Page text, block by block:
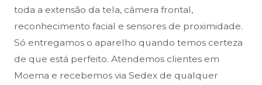
toda a extensão da tela, câmera frontal,
reconhecimento facial e sensores de proximidade.
Só entregamos o aparelho quando temos certeza
de que está perfeito. Atendemos clientes em
Moema e recebemos via Sedex de qualquer